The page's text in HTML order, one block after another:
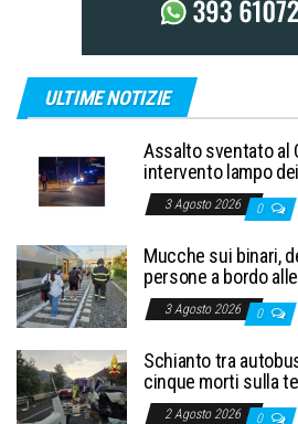
ULTIME NOTIZIE
Assalto sventato al
intervento lampo
3 Agosto 2026 0
Mucche sui binari,
persone a bordo
3 Agosto 2026 0
Schianto tra
cinque morti sulla
2 Agosto 2026 0